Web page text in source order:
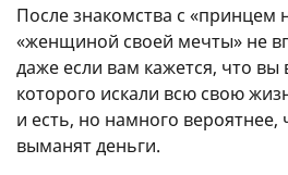
После знакомства с «принцем
«женщиной своей мечты» не
даже если вам кажется, что вы
которого искали всю свою
и есть, но намного вероятнее,
выманят деньги.